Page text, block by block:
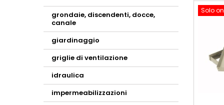
grondaie, discendenti, docce,
canale
giardinaggio
griglie di ventilazione
idraulica
impermeabilizzazioni
50x50
-
Solo